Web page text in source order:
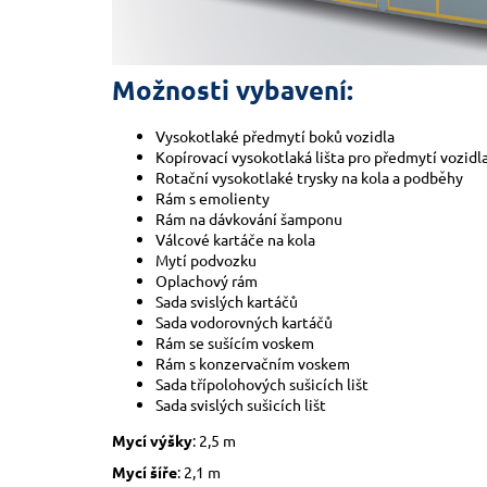
Možnosti vybavení:
Vysokotlaké předmytí boků vozidla
Kopírovací vysokotlaká lišta pro předmytí
Rotační vysokotlaké trysky na kola a podběhy
Rám s emolienty
Rám na dávkování šamponu
Válcové kartáče na kola
Mytí podvozku
Oplachový rám
Sada svislých kartáčů
Sada vodorovných kartáčů
Rám se sušícím voskem
Rám s konzervačním voskem
Sada třípolohových sušicích lišt
Sada svislých sušicích lišt
Mycí výšky: 2,5 m
Mycí šíře: 2,1 m